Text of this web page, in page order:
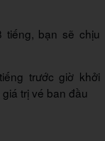
bạn sẽ chịu
trước giờ khởi
trị vé ban đầu